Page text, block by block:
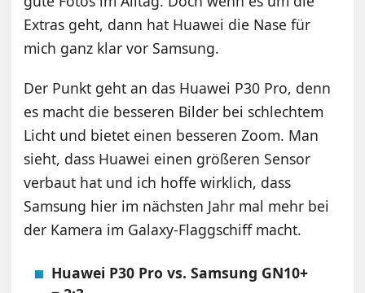
Extras geht, dann hat Huawei die Nase für
mich ganz klar vor Samsung.
Der Punkt geht an das Huawei P30 Pro, denn
es macht die besseren Bilder bei schlechtem
Licht und bietet einen besseren Zoom. Man
sieht, dass Huawei einen größeren Sensor
verbaut hat und ich hoffe wirklich, dass
Samsung hier im nächsten Jahr mal mehr bei
der Kamera im Galaxy-Flaggschiff macht.
Huawei P30 Pro vs. Samsung GN10+